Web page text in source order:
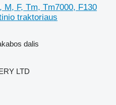
M, F, Tm, Tm7000, F130
traktoriaus
dalis
LTD